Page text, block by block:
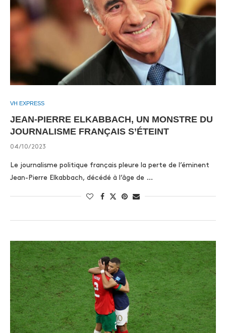
VH EXPRESS
JEAN-PIERRE ELKABBACH, UN MONSTRE DU
JOURNALISME FRANÇAIS S’ÉTEINT
04/10/2023
Le journalisme politique français pleure la perte de l’éminent
Jean-Pierre Elkabbach, décédé à l’âge de …